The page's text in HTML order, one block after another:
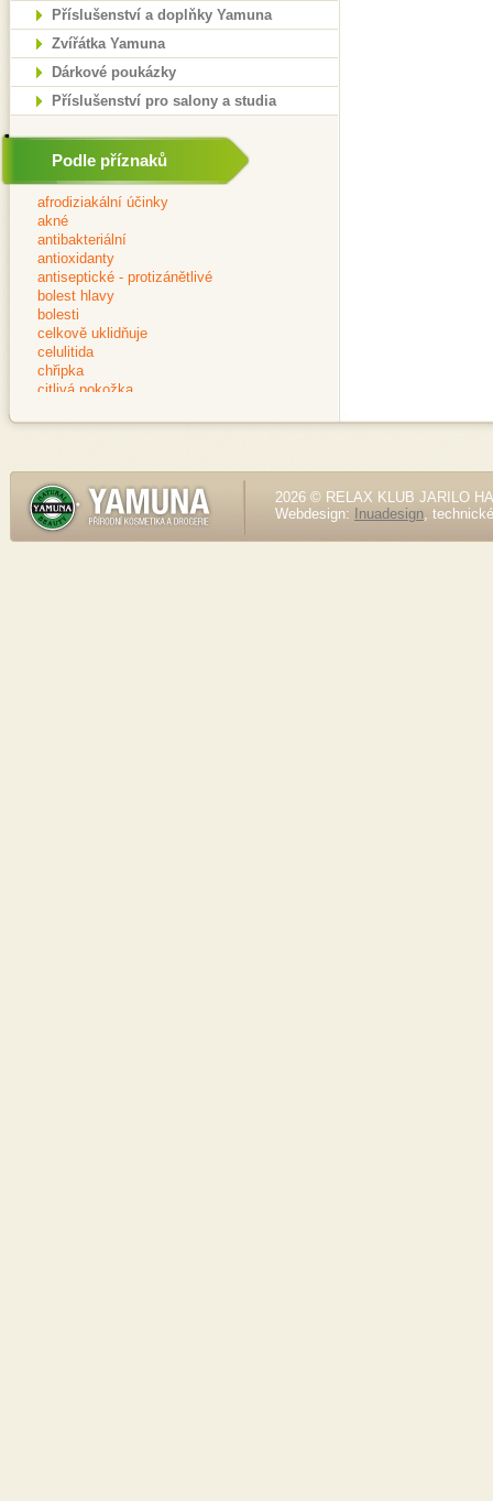
Příslušenství a doplňky Yamuna
Zvířátka Yamuna
Dárkové poukázky
Příslušenství pro salony a studia
Podle příznaků
2026 © RELAX KLUB JARILO
Webdesign:
Inuadesign,